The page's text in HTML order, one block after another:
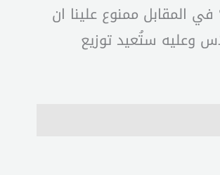
ممنوع علينا ان
وعليه ستُعيد توزيع